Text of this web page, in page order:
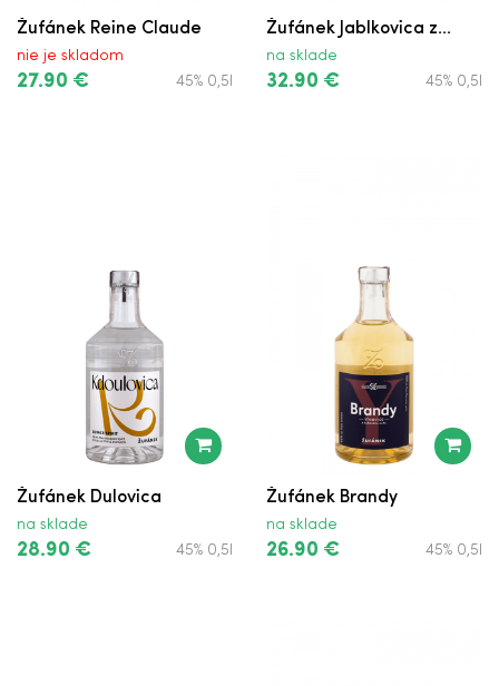
Žufánek Reine Claude
nie je skladom
27.90 € 45% 0,5l
Žufánek Jablkovica z...
na sklade
32.90 € 45% 0,5l
Žufánek Dulovica
na sklade
28.90 € 45% 0,5l
Žufánek Brandy
na sklade
26.90 € 45% 0,5l